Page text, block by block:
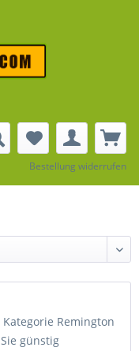
Bestellung widerrufen
Remington
günstig